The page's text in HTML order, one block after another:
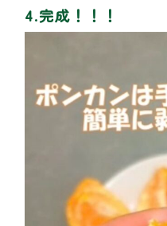
4.完成！！！